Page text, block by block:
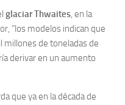
glaciar Thwaites, en la
“los modelos indican que
millones de toneladas de
derivar en un aumento
que ya en la década de